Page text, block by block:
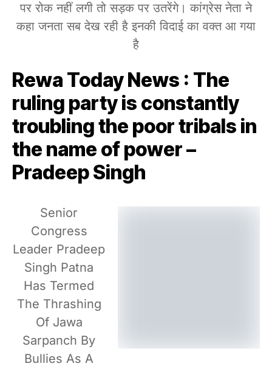
पर रोक नहीं लगी तो सड़क पर उतरेंगे। कांग्रेस नेता ने
कहा जनता सब देख रही है इनकी विदाई का वक्त आ गया
है
Rewa Today News : The
ruling party is constantly
troubling the poor tribals in
the name of power –
Pradeep Singh
Senior
Congress
Leader Pradeep
Singh Patna
Has Termed
The Thrashing
Of Jawa
Sarpanch By
Bullies As A